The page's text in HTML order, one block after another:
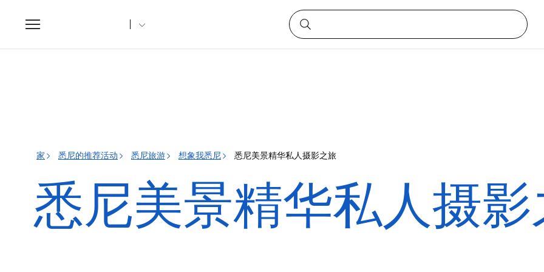
Toggle
navigation
家 悉尼的推荐活动 悉尼旅游 想象我悉尼 悉尼美景精华私人摄影之旅
悉尼美景精华私人摄影